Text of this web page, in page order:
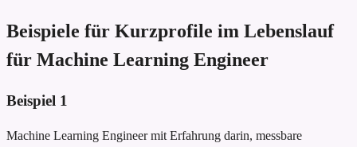
Beispiele für Kurzprofile im Lebenslauf
für Machine Learning Engineer
Beispiel 1
Machine Learning Engineer mit Erfahrung darin, messbare